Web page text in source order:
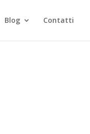
Blog Contatti